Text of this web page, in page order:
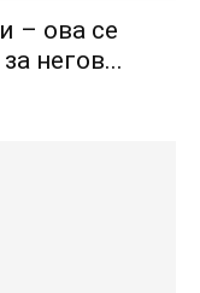
– ова се
негов...